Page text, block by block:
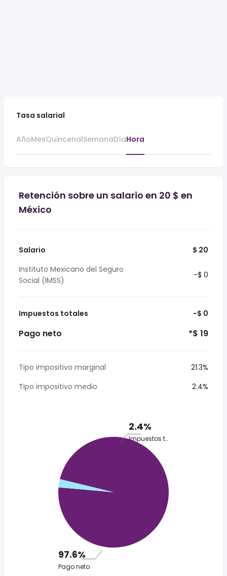
Tasa salarial
AñoMesQuincenalSemanaDíaHora
Retención sobre un salario en 20 $ en
México
Salario
$ 20
Instituto Mexicano del Seguro
Social (IMSS)
-$ 0
Impuestos totales -$ 0
Pago neto *$ 19
Tipo impositivo marginal
21.3%
Tipo impositivo medio
2.4%
2.4%
Impuestos totales
97.6%
Pago neto